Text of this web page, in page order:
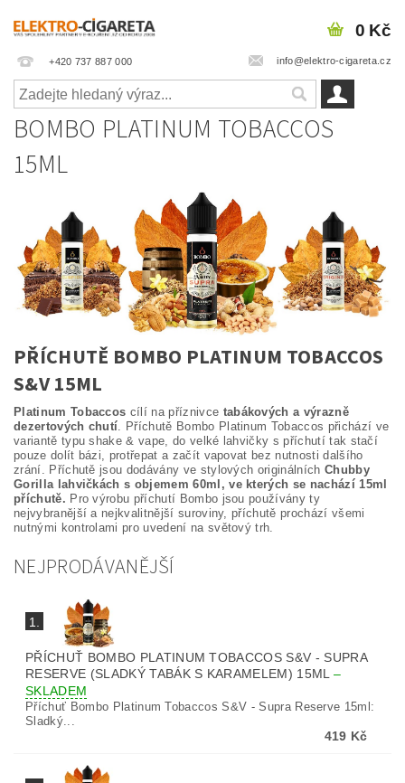
+420 737 887 000 info@elektro-cigareta.cz
0 Kč
BOMBO PLATINUM TOBACCOS
15ML
PŘÍCHUTĚ BOMBO PLATINUM TOBACCOS
S&V 15ML
Platinum Tobaccos cílí na příznivce tabákových a výrazně
dezertových chutí. Příchutě Bombo Platinum Tobaccos přichází ve
variantě typu shake & vape, do velké lahvičky s příchutí tak stačí
pouze dolít bázi, protřepat a začít vapovat bez nutnosti dalšího
zrání. Příchutě jsou dodávány ve stylových originálních Chubby
Gorilla lahvičkách s objemem 60ml, ve kterých se nachází 15ml
příchutě. Pro výrobu příchutí Bombo jsou používány ty
nejvybranější a nejkvalitnější suroviny, příchutě prochází všemi
nutnými kontrolami pro uvedení na světový trh.
NEJPRODÁVANĚJŠÍ
1.
PŘÍCHUŤ BOMBO PLATINUM TOBACCOS S&V - SUPRA
RESERVE (SLADKÝ TABÁK S KARAMELEM) 15ML –
SKLADEM
Příchuť Bombo Platinum Tobaccos S&V - Supra Reserve 15ml:
Sladký...
419 Kč